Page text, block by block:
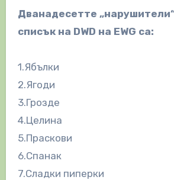
Дванадесетте
списък на DWD на EWG са:
1.Ябълки
2.Ягоди
3.Грозде
4.Целина
5.Праскови
6.Спанак
7.Сладки пиперки